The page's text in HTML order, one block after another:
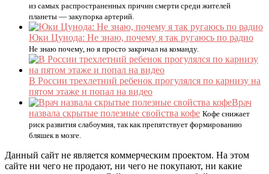
из самых распространенных причин смерти среди жителей
планеты — закупорка артерий.
Юки Цунода: Не знаю, почему я так ругаюсь по радио
Не знаю почему, но я просто закричал на команду.
В России трехлетний ребенок прогулялся по карнизу на
пятом этаже и попал на видео
Врач
назвала скрытые полезные свойства кофе Кофе снижает
риск развития слабоумия, так как препятствует формированию
бляшек в мозге.
Данный сайт не является коммерческим проектом. На этом
сайте ни чего не продают, ни чего не покупают, ни какие